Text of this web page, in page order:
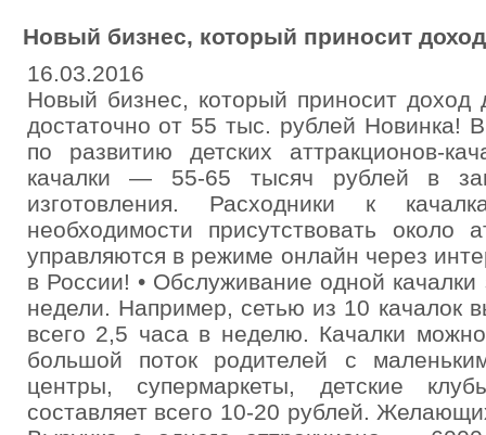
Новый бизнес, который приносит
16.03.2016
Новый бизнес, который приносит доход
достаточно от 55 тыс. рублей Новинка!
по развитию детских аттракционов-
качалки — 55-65 тысяч рублей в
изготовления. Расходники к
необходимости присутствовать около
управляются в режиме онлайн через
в России! • Обслуживание одной
недели. Например, сетью из 10 качалок
всего 2,5 часа в неделю. Качалки
большой поток родителей с
центры, супермаркеты, детские
составляет всего 10-20 рублей.